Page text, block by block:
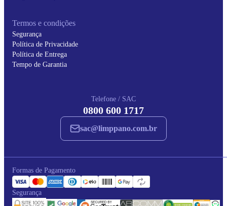
Termos e condições
Segurança
Política de Privacidade
Política de Entrega
Tempo de Garantia
Telefone / SAC
0800 600 1717
sac@limppano.com.br
Formas de Pagamento
Segurança